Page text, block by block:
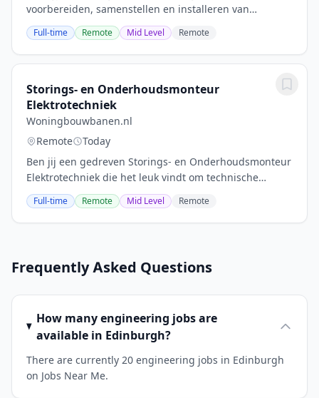
voorbereiden, samenstellen en installeren van
leidingwerk volgens de geldende specificaties en
tekeningen. Jouw werkzaamheden bestaan onder
andere...
Full-time Remote Mid Level Remote
Storings- en Onderhoudsmonteur
Elektrotechniek
Woningbouwbanen.nl
Remote
Today
Ben jij een gedreven Storings- en Onderhoudsmonteur
Elektrotechniek die het leuk vindt om technische
uitdagingen aan te gaan? In deze rol maak je deel uit
van een dynamisch team binnen de Technische...
Full-time Remote Mid Level Remote
Frequently Asked Questions
How many engineering jobs are
available in Edinburgh?
There are currently 20 engineering jobs in Edinburgh
on Jobs Near Me.